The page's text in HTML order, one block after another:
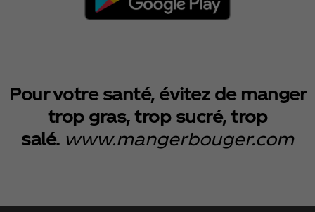
Pour votre santé, évitez de manger
trop gras, trop sucré, trop
salé. www.mangerbouger.com